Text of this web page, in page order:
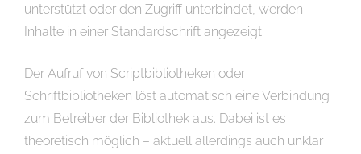
unterstützt oder den Zugriff unterbindet, werden
Inhalte in einer Standardschrift angezeigt.
Der Aufruf von Scriptbibliotheken oder
Schriftbibliotheken löst automatisch eine Verbindung
zum Betreiber der Bibliothek aus. Dabei ist es
theoretisch möglich – aktuell allerdings auch unklar